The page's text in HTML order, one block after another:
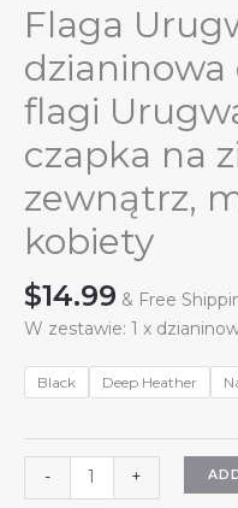
Flaga
dzianinowa
flagi
czapka na
zewnątrz,
kobiety
$14.99 & Free
W zestawie: 1 x
Black Deep Heather
-
Urugwaju,
+